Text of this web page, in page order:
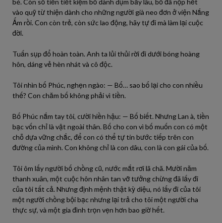
bé. Còn số tiền tiết kiệm bố dành dụm bấy lâu, bố đã nộp hết
vào quỹ từ thiện dành cho những người già neo đơn ở viện Nắng
Ấm rồi. Con còn trẻ, còn sức lao động, hãy tự đi mà làm lại cuộc
đời.
Tuấn sụp đổ hoàn toàn. Anh ta lủi thủi rời đi dưới bóng hoàng
hôn, dáng vẻ hèn nhát và cô độc.
Tôi nhìn bố Phúc, nghẹn ngào: — Bố… sao bố lại cho con nhiều
thế? Con chăm bố không phải vì tiền.
Bố Phúc nắm tay tôi, cười hiền hậu: — Bố biết. Nhưng Lan à, tiền
bạc vốn chỉ là vật ngoài thân. Bố cho con vì bố muốn con có một
chỗ dựa vững chắc, để con có thể tự tin bước tiếp trên con
đường của mình. Con không chỉ là con dâu, con là con gái của bố.
Tôi ôm lấy người bố chồng cũ, nước mắt rơi lã chã. Mười năm
thanh xuân, một cuộc hôn nhân tan vỡ tưởng chừng đã lấy đi
của tôi tất cả. Nhưng định mệnh thật kỳ diệu, nó lấy đi của tôi
một người chồng bội bạc nhưng lại trả cho tôi một người cha
thực sự, và một gia đình trọn vẹn hơn bao giờ hết.